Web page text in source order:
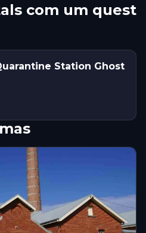
com um quest
Station Ghost